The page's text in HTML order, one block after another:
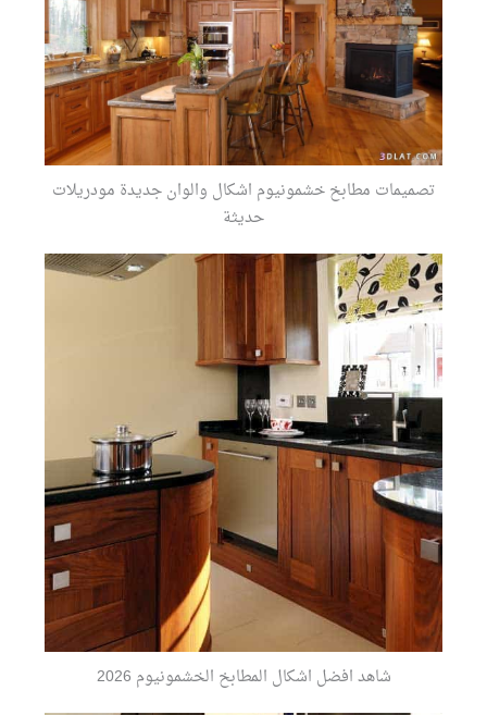
تصميمات مطابخ خشمونيوم اشكال والوان جديدة مودريلات
حديثة
شاهد افضل اشكال المطابخ الخشمونيوم 2026